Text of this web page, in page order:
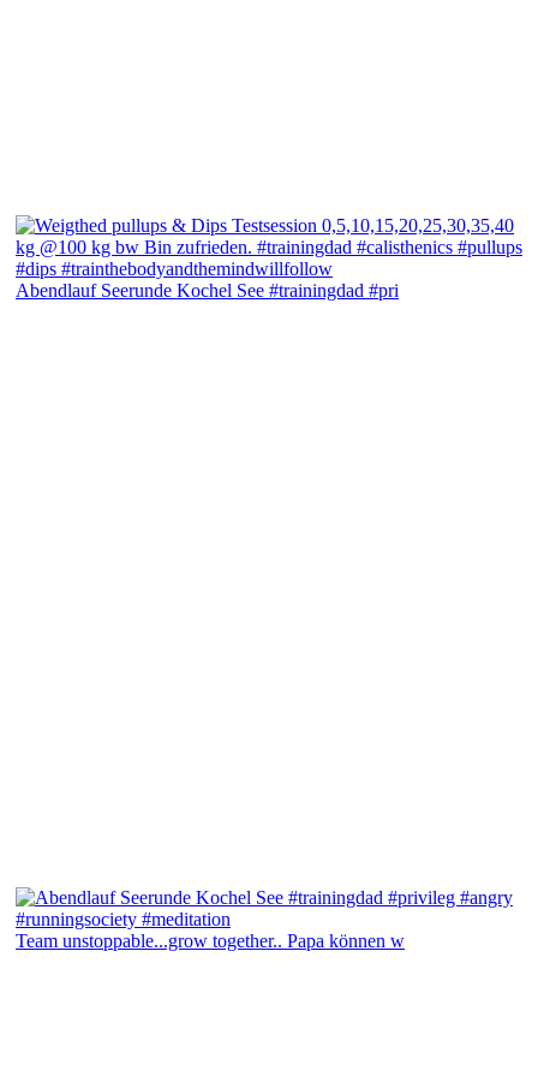
Abendlauf Seerunde Kochel See #trainingdad #pri
Team unstoppable...grow together.. Papa können w